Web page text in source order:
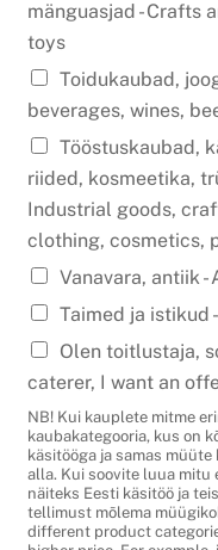
mänguasjad - Crafts
toys
Toidukaubad,
beverages, wines,
Tööstuskaubad,
riided, kosmeetika,
Industrial goods,
clothing, cosmetics,
Vanavara, antiik -
Taimed ja istikud
Olen toitlustaja,
caterer, I want an
NB! Kui kauplete mitme
kaubakategooria, kus on
käsitööga ja samas
alla. Kui soovite luua
näiteks Eesti käsitöö ja
tellimust mõlema
different product